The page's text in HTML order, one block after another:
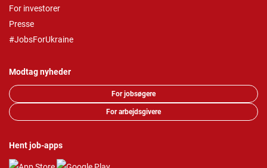
For investorer
Presse
#JobsForUkraine
Modtag nyheder
For jobsøgere
For arbejdsgivere
Hent job-apps